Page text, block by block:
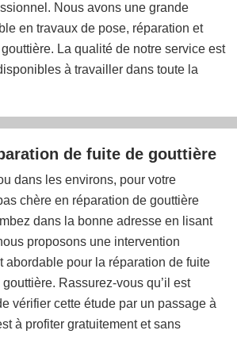
Nous avons une grande
en travaux de pose, réparation et
La qualité de notre service est
à travailler dans toute la
de fuite de gouttière
dans les environs, pour votre
chère en réparation de gouttière
dans la bonne adresse en lisant
proposons une intervention
abordable pour la réparation de fuite
Rassurez-vous qu’il est
vérifier cette étude par un passage à
à profiter gratuitement et sans